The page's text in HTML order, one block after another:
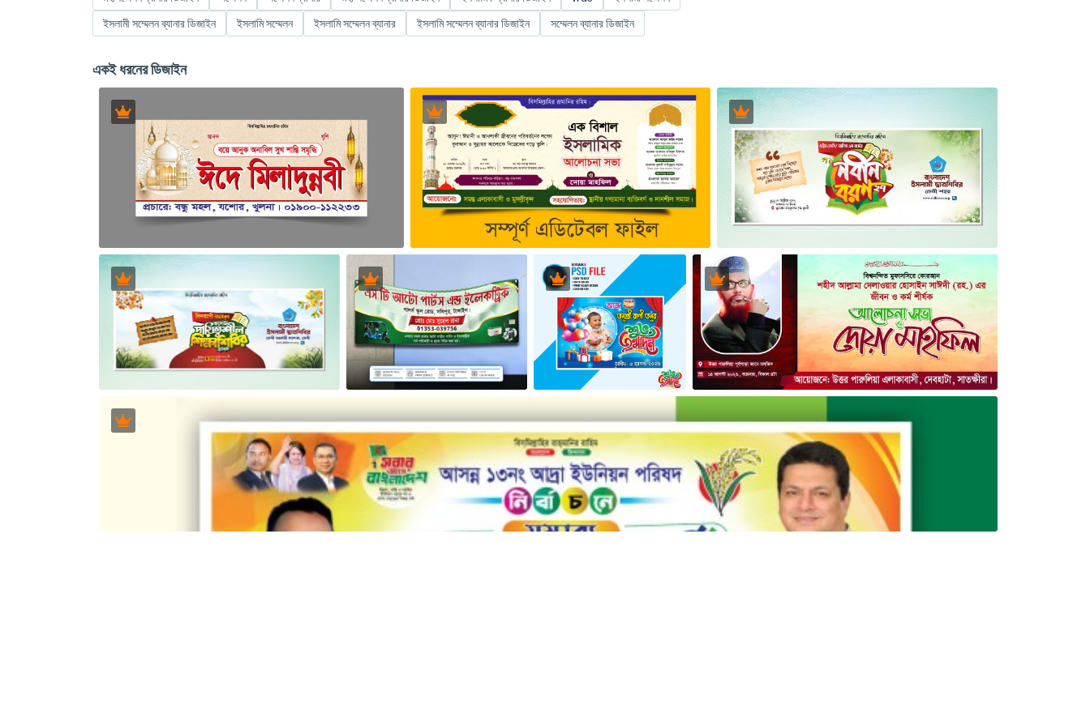
ইসলামী সম্মেলন ব্যানার ডিজাইন
ইসলামি সম্মেলন ইসলামি সম্মেলন ব্যানার ইসলামি সম্মেলন ব্যানার ডিজাইন সম্মেলন ব্যানার ডিজাইন
একই ধরনের ডিজাইন